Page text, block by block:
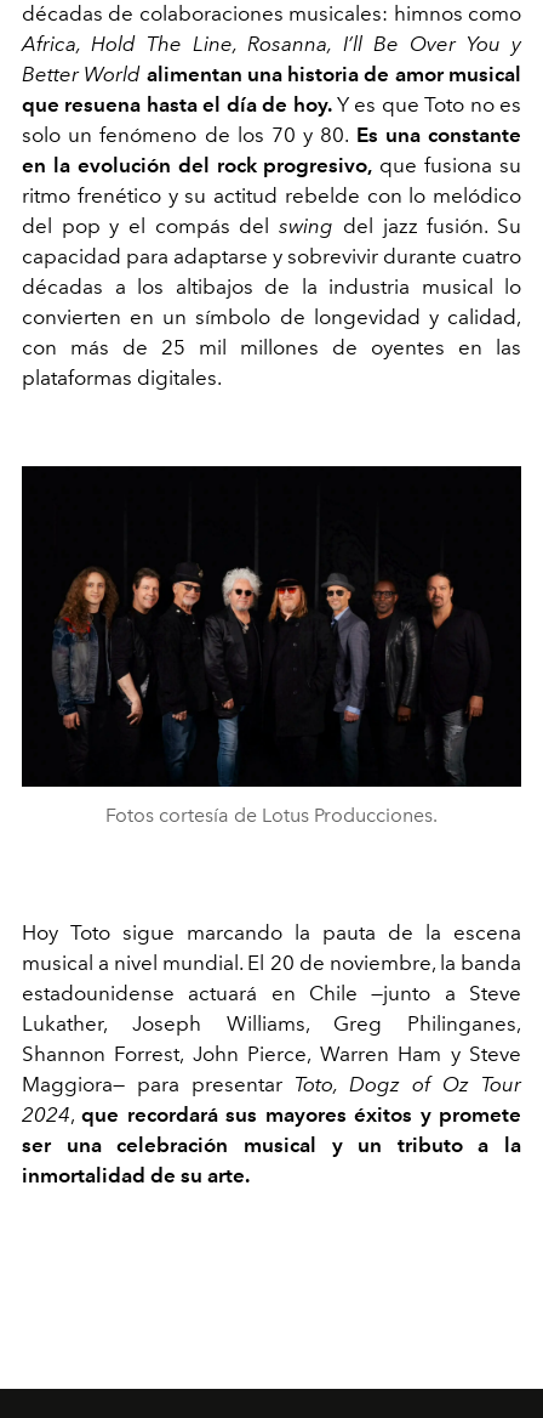
décadas de colaboraciones musicales: himnos como
Africa, Hold The Line, Rosanna, I’ll Be Over You y
Better World alimentan una historia de amor musical
que resuena hasta el día de hoy.Y es que Toto no es
solo un fenómeno de los 70 y 80. Es una constante
en la evolución del rock progresivo, que fusiona su
ritmo frenético y su actitud rebelde con lo melódico
del pop y el compás delswing del jazz fusión. Su
capacidad para adaptarse y sobrevivir durante cuatro
décadas a los altibajos de la industria musical lo
convierten en un símbolo de longevidad y calidad,
con más de 25 mil millones de oyentes en las
plataformas digitales.
Fotos cortesía de Lotus Producciones.
Hoy Toto sigue marcando la pauta de la escena
musical a nivel mundial. El 20 de noviembre, la banda
estadounidense actuará en Chile—junto a Steve
Lukather, Joseph Williams, Greg Philinganes,
Shannon Forrest, John Pierce, Warren Ham y Steve
Maggiora— para presentar Toto, Dogz of Oz Tour
2024,que recordará sus mayores éxitos y promete
ser una celebración musical y un tributo a la
inmortalidad de su arte.